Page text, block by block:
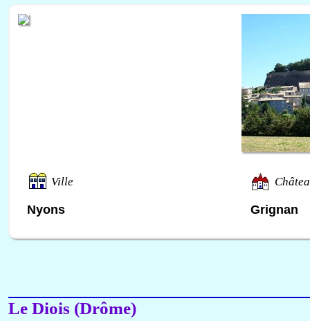
Ville
Nyons Grignan
Le Diois (Drôme)